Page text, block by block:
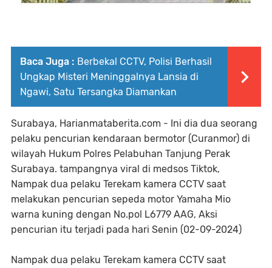
Baca Juga : Berbekal CCTV, Polisi Berhasil
Ungkap Misteri Meninggalnya Lansia di
Ngawi, Satu Tersangka Diamankan
Surabaya, Harianmataberita.com - Ini dia dua seorang
pelaku pencurian kendaraan bermotor (Curanmor) di
wilayah Hukum Polres Pelabuhan Tanjung Perak
Surabaya. tampangnya viral di medsos Tiktok,
Nampak dua pelaku Terekam kamera CCTV saat
melakukan pencurian sepeda motor Yamaha Mio
warna kuning dengan No.pol L6779 AAG, Aksi
pencurian itu terjadi pada hari Senin (02-09-2024)
Nampak dua pelaku Terekam kamera CCTV saat